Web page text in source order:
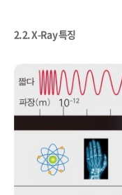
2.2.X-Ray 특징